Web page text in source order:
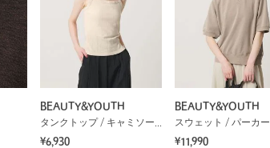
BEAUTY&YOUTH
タンクトップ / キャミソール
¥6,930
BEAUTY&YOUTH
スウェット / パーカー
¥11,990